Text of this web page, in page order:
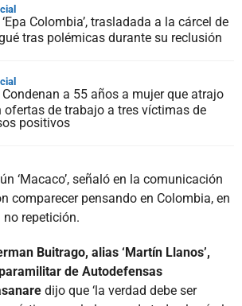
‘Epa Colombia’, trasladada a la cárcel de
tras polémicas durante su reclusión
Condenan a 55 años a mujer que atrajo
ofertas de trabajo a tres víctimas de
positivos
‘Macaco’, señaló en la comunicación
comparecer pensando en Colombia, en
repetición.
Buitrago, alias ‘Martín Llanos’,
de Autodefensas
dijo que ‘la verdad debe ser